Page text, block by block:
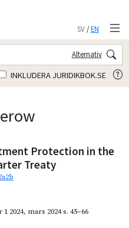
SV/EN
Alternativ
INKLUDERA JURIDIKBOK.SE
Protection in the
Treaty
2024, mars 2024s. 45–66